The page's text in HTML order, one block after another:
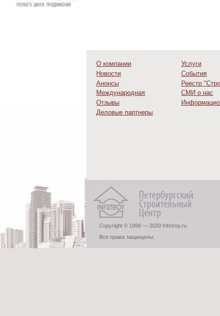
О компании
Услуги
Новости
События
Анонсы
Реестр
Международная
деятельность
СМИ о нас
Отзывы
Деловые партнеры
Copyright © 1998 — 2020 Infstroy.ru
Все права защищены.